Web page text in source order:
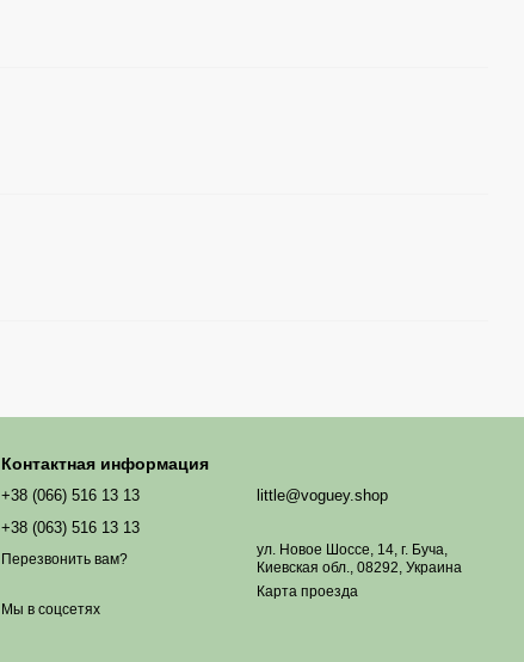
Контактная информация
+38 (066) 516 13 13
+38 (063) 516 13 13
Перезвонить вам?
little@voguey.shop
ул. Новое Шоссе, 14, г. Буча,
Киевская обл., 08292, Украина
Карта проезда
Мы в соцсетях